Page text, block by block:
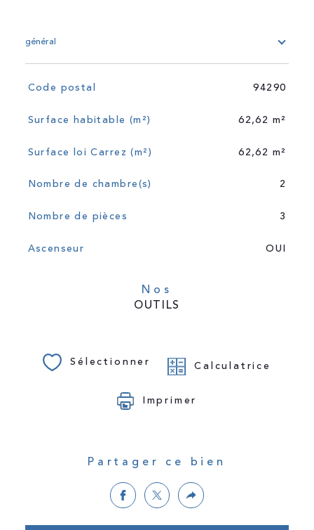
général
TRAD_SIROCCO_Caracteristique
Code postal 94290
Surface habitable (m²) 62,62 m²
Surface loi Carrez (m²) 62,62 m²
Nombre de chambre(s) 2
Nombre de pièces 3
Ascenseur OUI
Nos
OUTILS
Sélectionner Calculatrice
Imprimer
Partager ce bien